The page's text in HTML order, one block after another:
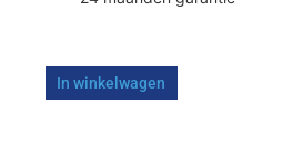
In winkelwagen